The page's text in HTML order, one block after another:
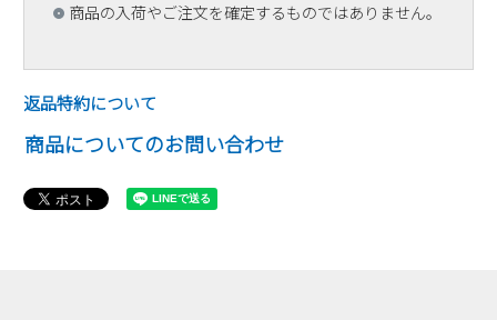
商品の入荷やご注文を確定するものではありません。
返品特約について
商品についてのお問い合わせ